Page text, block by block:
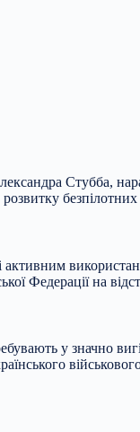
Стубба,
безпілотних
активним
Федерації на
у значно